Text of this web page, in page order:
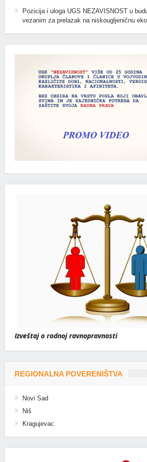
Pozicija i uloga UGS NEZAVISNOST u
vezanim za prelazak na niskougljeničnu
Izveštaj o rodnoj ravnopravnosti
REGIONALNA POVERENIŠTVA
Novi Sad
Niš
Kragujevac